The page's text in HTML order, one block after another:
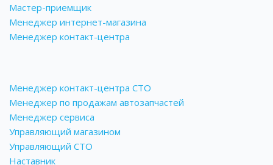
Мастер-приемщик
Менеджер интернет-магазина
Менеджер контакт-центра
Менеджер контакт-центра СТО
Менеджер по продажам автозапчастей
Менеджер сервиса
Управляющий магазином
Управляющий СТО
Наставник